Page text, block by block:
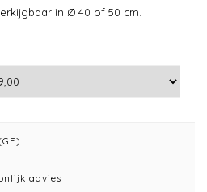
in Ø 40 of 50 cm.
advies